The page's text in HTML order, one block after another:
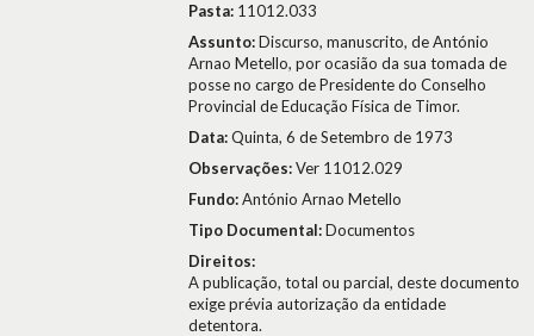
Pasta: 11012.033
Assunto:Discurso, manuscrito, de António
Arnao Metello, por ocasião da sua tomada de
posse no cargo de Presidente do Conselho
Provincial de Educação Física de Timor.
Data:Quinta, 6 de Setembro de 1973
Observações:Ver 11012.029
Fundo:António Arnao Metello
Tipo Documental:Documentos
Direitos:
A publicação, total ou parcial, deste documento
exige prévia autorização da entidade
detentora.